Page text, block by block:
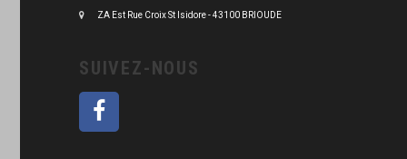
ZA Est Rue Croix St Isidore - 43100 BRIOUDE
SUIVEZ-NOUS